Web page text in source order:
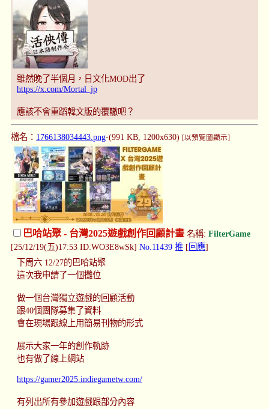
雖然晚了半個月，日文化MOD出了
https://x.com/Mortal_jp
應該不會重蹈韓文版的覆轍吧？
檔名： 1766138034443.png-(991 KB, 1200x630) [以預覽圖顯示]
巴哈站聚 - 台灣2025遊戲創作回顧計畫 名稱: FilterGame
[25/12/19(五)17:53 ID:WO3E8wSk] No.11439 推 [ 回應]
下周六 12/27的巴哈站聚
這次我申請了一個攤位
做一個台灣獨立遊戲的回顧活動
跟40個團隊募集了資料
會在現場跟線上用簡易刊物的形式
展示大家一年的創作軌跡
也有做了線上網站
https://gamer2025.indiegametw.com/
有列出所有參加遊戲跟部分內容